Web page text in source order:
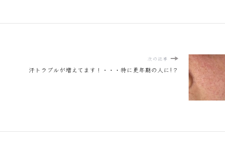
次の記事
汗トラブルが増えてます！・・・特に更年期の人に!？